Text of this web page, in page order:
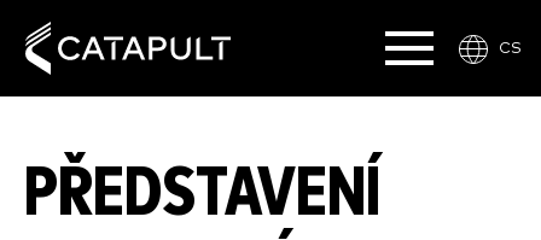
CS
PŘEDSTAVENÍ